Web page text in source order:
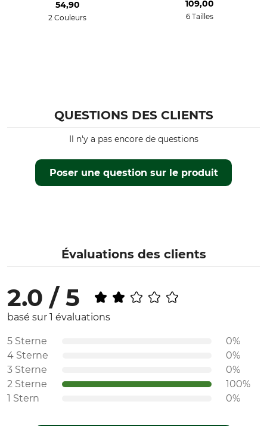
Capuche
54,90
2 Couleurs
109,00
6 Tailles
QUESTIONS DES CLIENTS
Poser une question sur le produit
Il n'y a pas encore de questions
Évaluations des clients
2.0 / 5
basé sur 1 évaluations
5 Sterne
0%
4 Sterne
0%
3 Sterne
0%
2 Sterne
100%
1 Stern
0%